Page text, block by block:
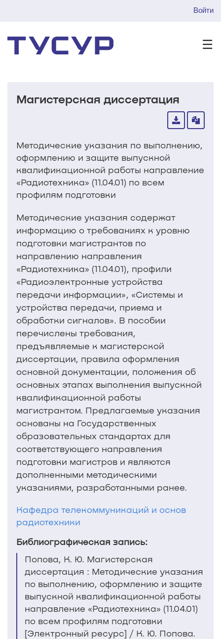
Войти
☰
Магистерская диссертация
Методические указания по выполнению,
оформлению и защите выпускной
квалификационной работы направление
«Радиотехника» (11.04.01) по всем
профилям подготовки
Методические указания содержат
информацию о требованиях к уровню
подготовки магистрантов по
направлению направления
«Радиотехника» (11.04.01), профили
«Радиоэлектронные устройства
передачи информации», «Системы и
устройства передачи, приема и
обработки сигналов». В пособии
перечислены требования,
предъявляемые к магистерской
диссертации, правила оформления
основной документации, положения об
основных этапах выполнения выпускной
квалификационной работы
магистрантом. Предлагаемые указания
основаны на Государственных
образовательных стандартах для
соответствующего направления
подготовки магистров и являются
дополненными методическими
указаниями, разработанными ранее.
Кафедра телекоммуникаций и основ
радиотехники
Библиографическая запись:
Попова, К. Ю. Магистерская
диссертация : Методические указания
по выполнению, оформлению и защите
выпускной квалификационной работы
направление «Радиотехника» (11.04.01)
по всем профилям подготовки
[Электронный ресурс] / К. Ю. Попова.